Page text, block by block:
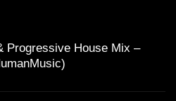
Progressive House Mix –